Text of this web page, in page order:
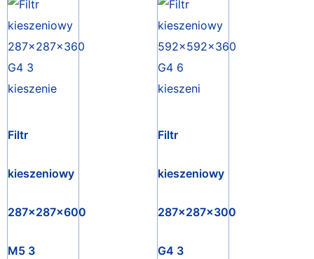
Filtr
kieszeniowy
287x287x600
M5 3
Filtr
kieszeniowy
287x287x300
G4 3